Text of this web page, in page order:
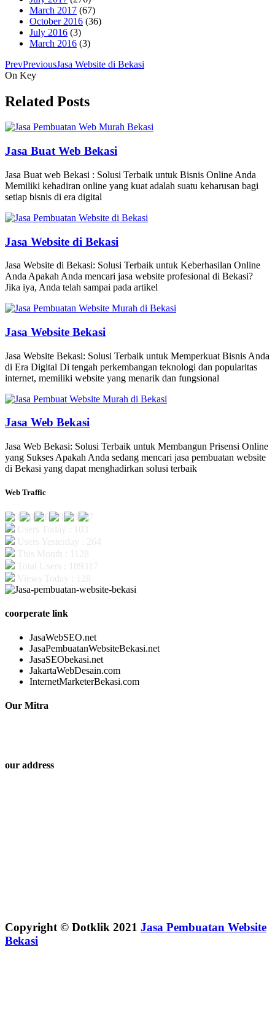
March 2017 (67)
October 2016 (36)
July 2016 (3)
March 2016 (3)
PrevPreviousJasa Website di Bekasi
On Key
Related Posts
Jasa Buat Web Bekasi
Jasa Buat web Bekasi : Solusi Terbaik untuk Bisnis Online Anda
Memiliki kehadiran online yang kuat adalah suatu keharusan bagi
setiap bisnis di era digital
Jasa Website di Bekasi
Jasa Website di Bekasi: Solusi Terbaik untuk Keberhasilan Online
Anda Apakah Anda mencari jasa website profesional di Bekasi?
Jika iya, Anda telah sampai pada artikel
Jasa Website Bekasi
Jasa Website Bekasi: Solusi Terbaik untuk Memperkuat Bisnis Anda
di Era Digital Di tengah perkembangan teknologi dan popularitas
internet, memiliki website yang menarik dan fungsional
Jasa Web Bekasi
Jasa Web Bekasi: Solusi Terbaik untuk Membangun Prisensi Online
yang Sukses Apakah Anda sedang mencari jasa pembuatan website
di Bekasi yang dapat menghadirkan solusi terbaik
Web Traffic
coorperate link
JasaWebSEO.net
JasaPembuatanWebsiteBekasi.net
JasaSEObekasi.net
JakartaWebDesain.com
InternetMarketerBekasi.com
Our Mitra
our address
Copyright © Dotklik 2021 Jasa Pembuatan Website
Bekasi